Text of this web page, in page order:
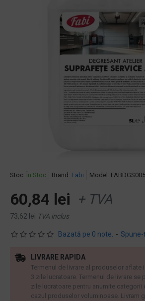
Stoc: În Stoc Brand: Fabi Model: FABDGS005
Bazată pe 0 note. - Spune-
60,84 lei + TVA
73,62 lei TVA inclus
LIVRARE RAPIDA
Termenul de livrare al produselor aflate
3 zile lucratoare. Termenul de livrare se
zile lucratoare pentru anumite categorii
cazul produselor voluminoase. Livram